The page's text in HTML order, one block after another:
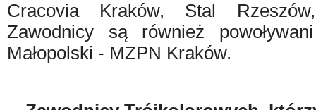
Cracovia Kraków, Stal
Zawodnicy są również
Małopolski - MZPN Kraków.